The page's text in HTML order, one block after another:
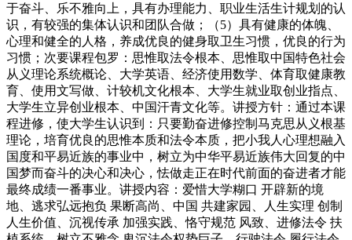
于奋斗、乐不雅向上，具有办理能力、职业生活生计规划的认
识，有较强的集体认识和团队合做；（5）具有健康的体魄、
心理和健全的人格，养成优良的健身取卫生习惯，优良的行为
习惯；次要课程包罗：思惟取法令根本、思惟取中国特色社会
从义理论系统概论、大学英语、经济使用数学、体育取健康教
育、使用文写做、计较机文化根本、大学生就业取创业指点、
大学生立异创业根本、中国汗青文化等。讲授方针：通过本课
程进修，使大学生认识到：只要勤奋进修控制马克思从义根基
理论，培育优良的思惟本质和法令本质，把小我人心理想融入
国度和平易近族的事业中，树立为中华平易近族伟大回复的中
国梦而奋斗的决心和决心，怯做走正在时代前面的奋进者才能
最终成绩一番事业。讲授内容：爱惜大学糊口 开辟新的境
地、逃求弘远抱负 果断高尚、中国 共建家园、人生实理 创制
人生价值、沉视传承 加强实践、恪守规范 风致、进修法令 扶